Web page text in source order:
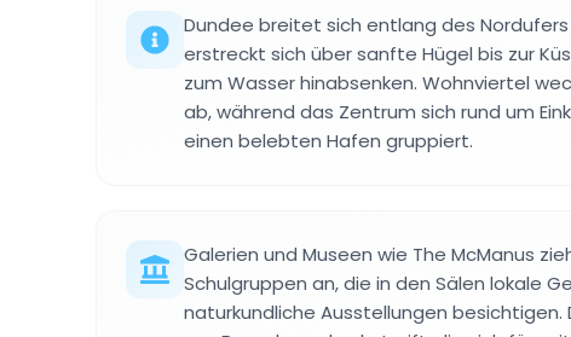
Dundee breitet sich entlang des Nordufers
erstreckt sich über sanfte Hügel bis zur
zum Wasser hinabsenken. Wohnviertel
ab, während das Zentrum sich rund um
einen belebten Hafen gruppiert.
Galerien und Museen wie The McManus
Schulgruppen an, die in den Sälen lokale
naturkundliche Ausstellungen besichtigen.